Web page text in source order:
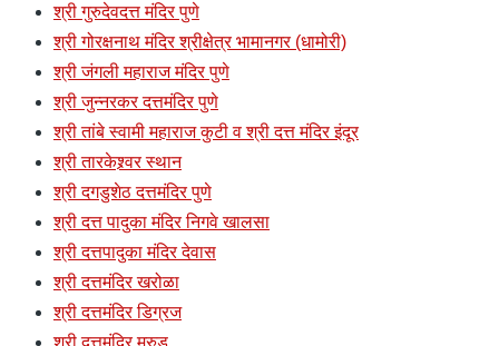
श्री गुरुदेवदत्त मंदिर पुणे
श्री गोरक्षनाथ मंदिर श्रीक्षेत्र भामानगर (धामोरी)
श्री जंगली महाराज मंदिर पुणे
श्री जुन्नरकर दत्तमंदिर पुणे
श्री तांबे स्वामी महाराज कुटी व श्री दत्त मंदिर इंदूर
श्री तारकेश्र्वर स्थान
श्री दगडुशेठ दत्तमंदिर पुणे
श्री दत्त पादुका मंदिर निगवे खालसा
श्री दत्तपादुका मंदिर देवास
श्री दत्तमंदिर खरोळा
श्री दत्तमंदिर डिग्रज
श्री दत्तमंदिर मुरुड